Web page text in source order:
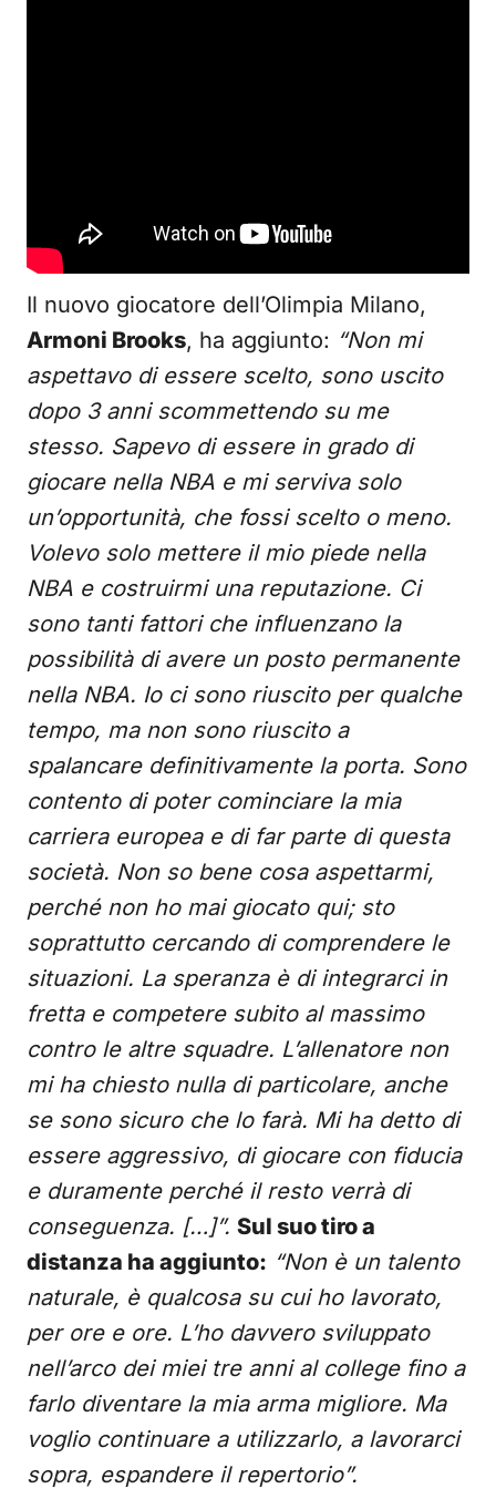
Il nuovo giocatore dell’Olimpia Milano,
Armoni Brooks, ha aggiunto: “Non mi
aspettavo di essere scelto, sono uscito
dopo 3 anni scommettendo su me
stesso. Sapevo di essere in grado di
giocare nella NBA e mi serviva solo
un’opportunità, che fossi scelto o meno.
Volevo solo mettere il mio piede nella
NBA e costruirmi una reputazione. Ci
sono tanti fattori che influenzano la
possibilità di avere un posto permanente
nella NBA. Io ci sono riuscito per qualche
tempo, ma non sono riuscito a
spalancare definitivamente la porta. Sono
contento di poter cominciare la mia
carriera europea e di far parte di questa
società. Non so bene cosa aspettarmi,
perché non ho mai giocato qui; sto
soprattutto cercando di comprendere le
situazioni. La speranza è di integrarci in
fretta e competere subito al massimo
contro le altre squadre. L’allenatore non
mi ha chiesto nulla di particolare, anche
se sono sicuro che lo farà. Mi ha detto di
essere aggressivo, di giocare con fiducia
e duramente perché il resto verrà di
conseguenza. […]”. Sul suo tiro a
distanza ha aggiunto: “Non è un talento
naturale, è qualcosa su cui ho lavorato,
per ore e ore. L’ho davvero sviluppato
nell’arco dei miei tre anni al college fino a
farlo diventare la mia arma migliore. Ma
voglio continuare a utilizzarlo, a lavorarci
sopra, espandere il repertorio”.